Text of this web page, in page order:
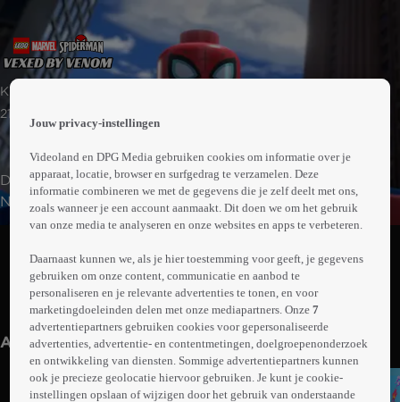
Kids | Actie | Animatie
21min
De schurken Green Goblin en Venom zijn eropuit om
New York City te vernietigen. Met hulp van een
onverwachte bondgenoot gaat Spider-Man de strijd met
Abonneren op Videoland
Meer
info
Anderen kijken ook
Jouw privacy-instellingen
Videoland en DPG Media gebruiken cookies om informatie over je
apparaat, locatie, browser en surfgedrag te verzamelen. Deze
informatie combineren we met de gegevens die je zelf deelt met ons,
zoals wanneer je een account aanmaakt. Dit doen we om het gebruik
van onze media te analyseren en onze websites en apps te verbeteren.
Daarnaast kunnen we, als je hier toestemming voor geeft, je gegevens
gebruiken om onze content, communicatie en aanbod te
personaliseren en je relevante advertenties te tonen, en voor
marketingdoeleinden delen met onze mediapartners. Onze7
advertentiepartners gebruiken cookies voor gepersonaliseerde
advertenties, advertentie- en contentmetingen, doelgroepenonderzoek
en ontwikkeling van diensten. Sommige advertentiepartners kunnen
ook je precieze geolocatie hiervoor gebruiken. Je kunt je cookie-
instellingen opslaan of wijzigen door het gebruik van onderstaande